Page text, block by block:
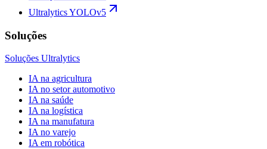
Ultralytics YOLOv5
Soluções
Soluções Ultralytics
IA na agricultura
IA no setor automotivo
IA na saúde
IA na logística
IA na manufatura
IA no varejo
IA em robótica